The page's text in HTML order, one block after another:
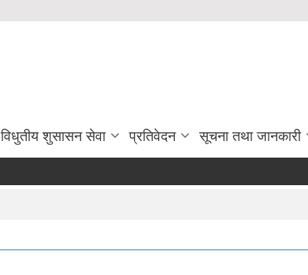
विधुतीय शुसासन सेवा प्रतिवेदन सूचना तथा जानकारी